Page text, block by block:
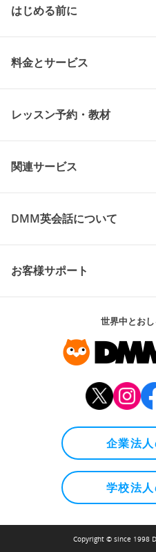
はじめる前に
料金とサービス
レッスン予約・教材
関連サービス
DMM英会話について
お客様サポート
世界中とお
企業法
学校法
Copyright © since 1998